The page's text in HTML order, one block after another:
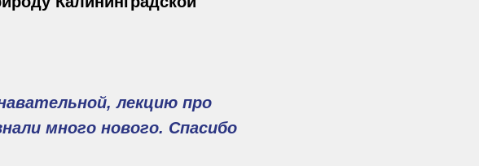
лекцию про
много нового. Спасибо